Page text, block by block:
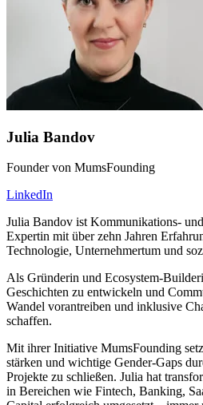
Julia Bandov
Founder von MumsFounding
LinkedIn
Julia Bandov ist Kommunikations-
Expertin mit über zehn Jahren
Technologie, Unternehmertum und
Als Gründerin und Ecosystem-
Geschichten zu entwickeln und
Wandel vorantreiben und inklusive
schaffen.
Mit ihrer Initiative MumsFounding
stärken und wichtige Gender-Gaps
Projekte zu schließen. Julia hat
in Bereichen wie Fintech, Banking,